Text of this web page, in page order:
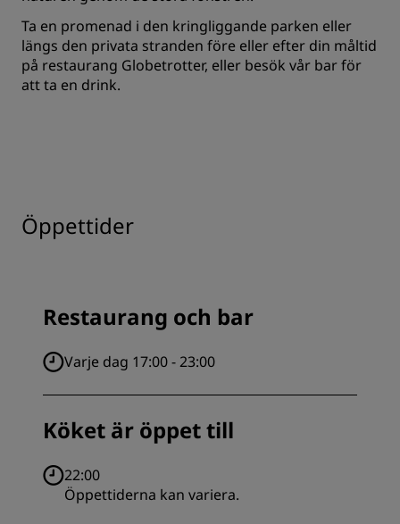
Ta en promenad i den kringliggande parken eller
längs den privata stranden före eller efter din måltid
på restaurang Globetrotter, eller besök vår bar för
att ta en drink.
Öppettider
Restaurang och bar
Varje dag 17:00 - 23:00
Köket är öppet till
22:00
Öppettiderna kan variera.